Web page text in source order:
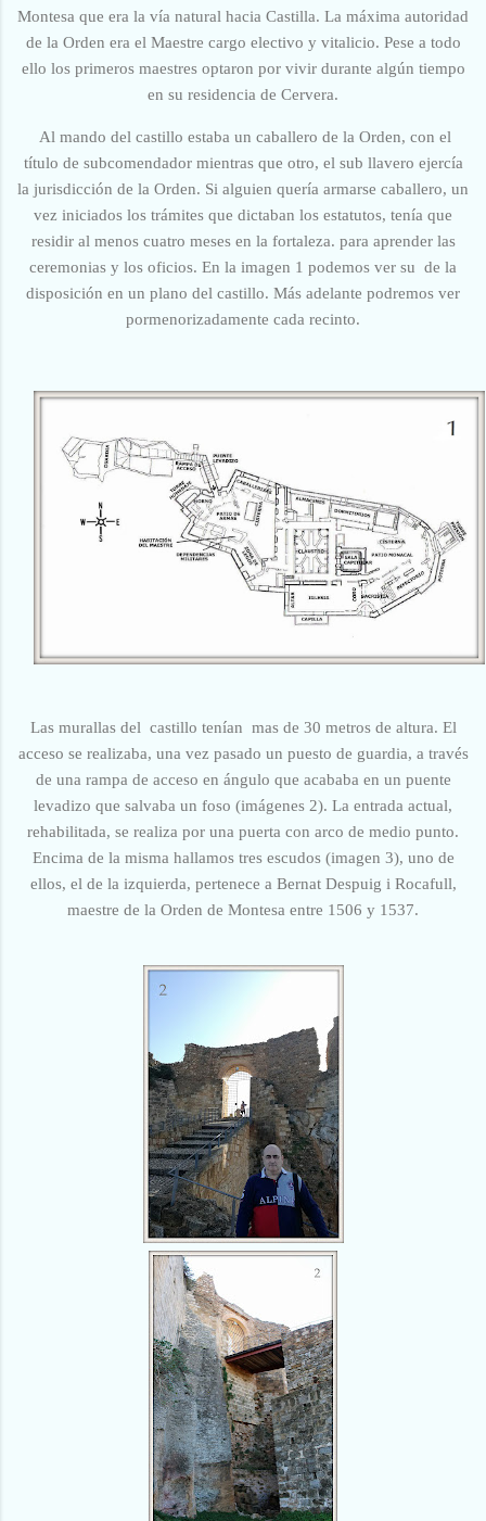
Montesa que era la vía natural hacia Castilla. La máxima autoridad
de la Orden era el Maestre cargo electivo y vitalicio. Pese a todo
ello los primeros maestres optaron por vivir durante algún tiempo
en su residencia de Cervera.
Al mando del castillo estaba un caballero de la Orden, con el
título de subcomendador mientras que otro, el sub llavero ejercía
la jurisdicción de la Orden. Si alguien quería armarse caballero, un
vez iniciados los trámites que dictaban los estatutos, tenía que
residir al menos cuatro meses en la fortaleza. para aprender las
ceremonias y los oficios. En la imagen 1 podemos ver su de la
disposición en un plano del castillo. Más adelante podremos ver
pormenorizadamente cada recinto.
Las murallas del castillo tenían mas de 30 metros de altura. El
acceso se realizaba, una vez pasado un puesto de guardia, a través
de una rampa de acceso en ángulo que acababa en un puente
levadizo que salvaba un foso (imágenes 2). La entrada actual,
rehabilitada, se realiza por una puerta con arco de medio punto.
Encima de la misma hallamos tres escudos (imagen 3), uno de
ellos, el de la izquierda, pertenece a Bernat Despuig i Rocafull,
maestre de la Orden de Montesa entre 1506 y 1537.